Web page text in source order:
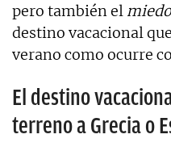
pero también el miedo
destino vacacional
verano como ocurre
El destino
terreno a Grecia o